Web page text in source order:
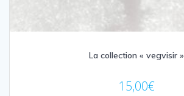
La collection « vegvisir »
15,00€